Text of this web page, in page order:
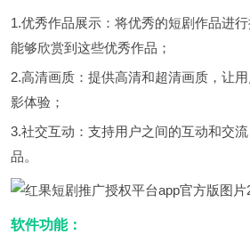
1.优秀作品展示：将优秀的短剧作品进
能够欣赏到这些优秀作品；
2.高清画质：提供高清和超清画质，让
影体验；
3.社交互动：支持用户之间的互动和交
品。
软件功能：